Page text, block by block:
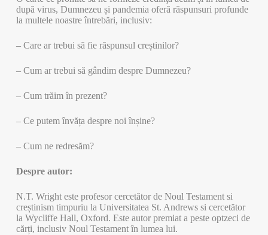
după virus, Dumnezeu și pandemia oferă răspunsuri profunde
la multele noastre întrebări, inclusiv:
– Care ar trebui să fie răspunsul creștinilor?
– Cum ar trebui să gândim despre Dumnezeu?
– Cum trăim în prezent?
– Ce putem învăța despre noi înșine?
– Cum ne redresăm?
Despre autor:
N.T. Wright este profesor cercetător de Noul Testament si
creștinism timpuriu la Universitatea St. Andrews si cercetător
la Wycliffe Hall, Oxford. Este autor premiat a peste optzeci de
cărți, inclusiv Noul Testament în lumea lui.